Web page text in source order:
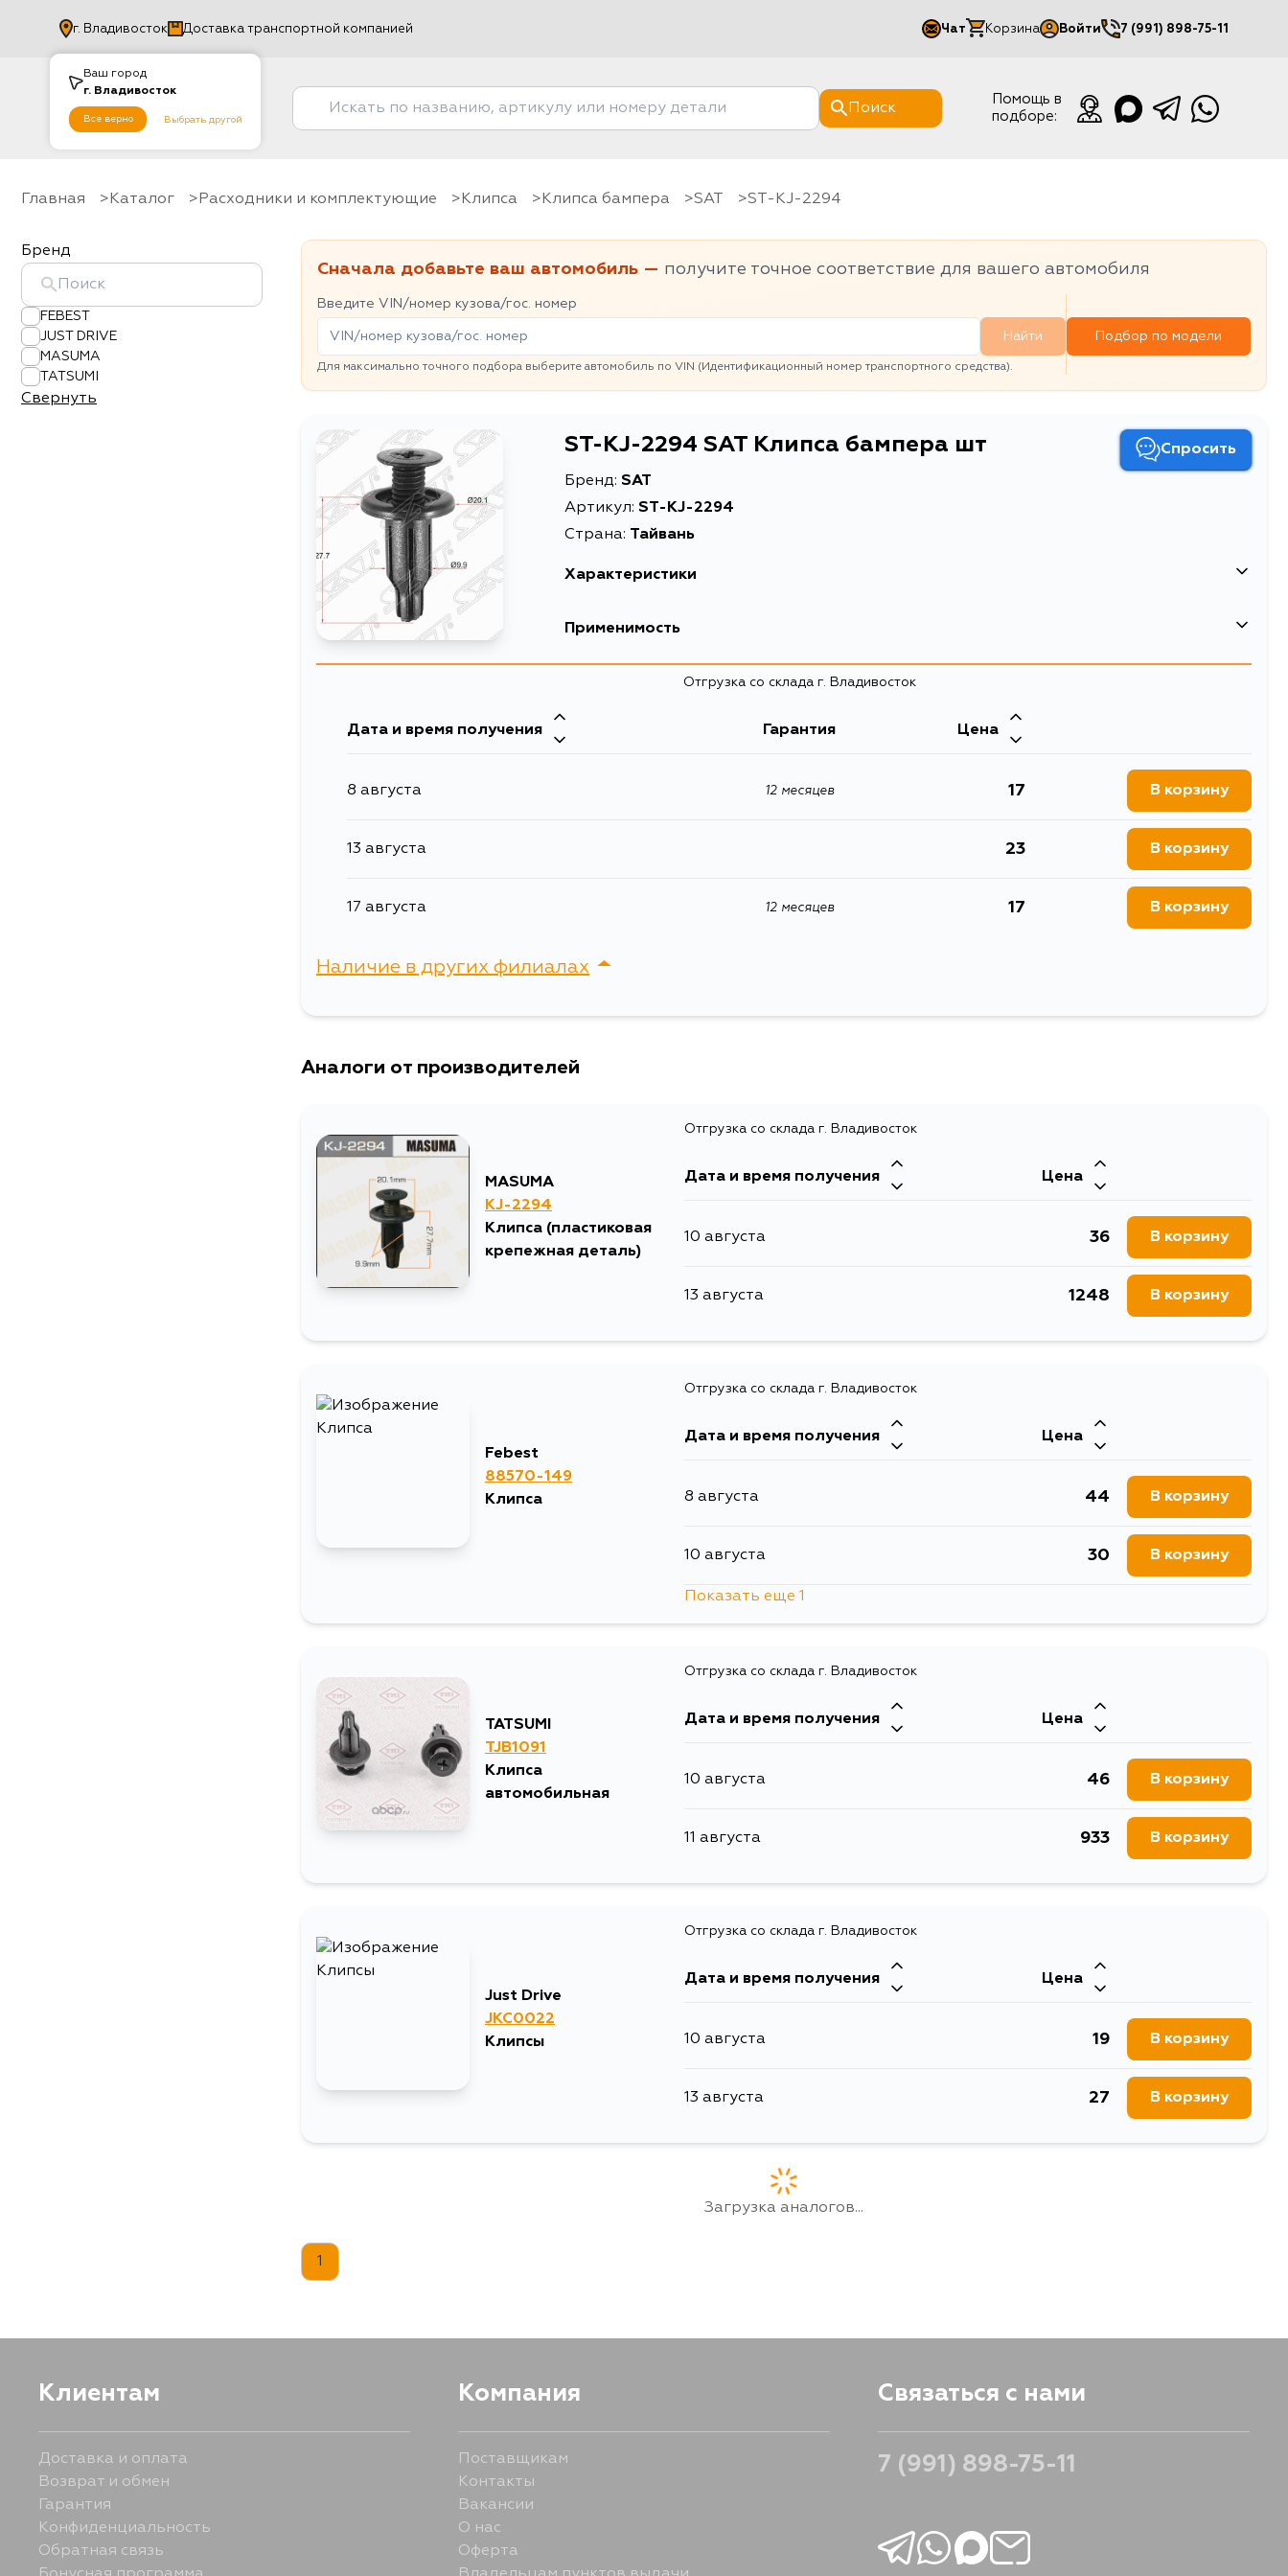
Ваш город
г. Владивосток
Все верно Выбрать другой
г. Владивосток Доставка транспортной компанией Чат Корзина Войти
Мой кабинет
7 (991) 898-75-11
Поиск
Помощь в
подборе:
Главная Каталог Расходники и комплектующие клипса Клипса бампера SAT ST-KJ-2294
Бренд
FEBEST
JUST DRIVE
MASUMA
TATSUMI
Свернуть
Сначала добавьте ваш автомобиль — получите точное соответствие для вашего автомобиля
Введите VIN/номер кузова/гос. номер
Найти
Для максимально точного подбора выберите автомобиль по VIN (Идентификационный номер транспортного средства).
Подбор по модели
ST-KJ-2294 SAT Клипса бампера шт Спросить
Бренд: SAT
Артикул: ST-KJ-2294
Страна: Тайвань
Характеристики
Описание
Применимость
Отгрузка со склада г. Владивосток
Дата и время получения Гарантия Цена
8 августа 12 месяцев 17 В корзину
13 августа 23 В корзину
17 августа 12 месяцев 17 В корзину
Наличие в других филиалах
Аналоги от производителей
MASUMA
KJ-2294
Клипса (пластиковая
крепежная деталь)
Отгрузка со склада г. Владивосток
Дата и время получения Цена
10 августа 36 В корзину
13 августа 1248 В корзину
Febest
88570-149
Клипса
Отгрузка со склада г. Владивосток
Дата и время получения Цена
8 августа 44 В корзину
10 августа 30 В корзину
Показать еще 1
TATSUMI
TJB1091
Клипса
автомобильная
Отгрузка со склада г. Владивосток
Дата и время получения Цена
10 августа 46 В корзину
11 августа 933 В корзину
Just Drive
JKC0022
Клипсы
Отгрузка со склада г. Владивосток
Дата и время получения Цена
10 августа 19 В корзину
13 августа 27 В корзину
Загрузка аналогов...
1
Клиентам
Доставка и оплата
Возврат и обмен
Гарантия
Конфиденциальность
Обратная связь
Компания
Поставщикам
Контакты
Вакансии
О нас
Оферта
Связаться с нами
7 (991) 898-75-11